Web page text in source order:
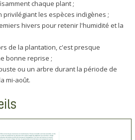
chaque plant ;
privilégiant les espèces indigènes ;
hivers pour retenir l'humidité et la
de la plantation, c'est presque
bonne reprise ;
ou un arbre durant la période de
mi-août.